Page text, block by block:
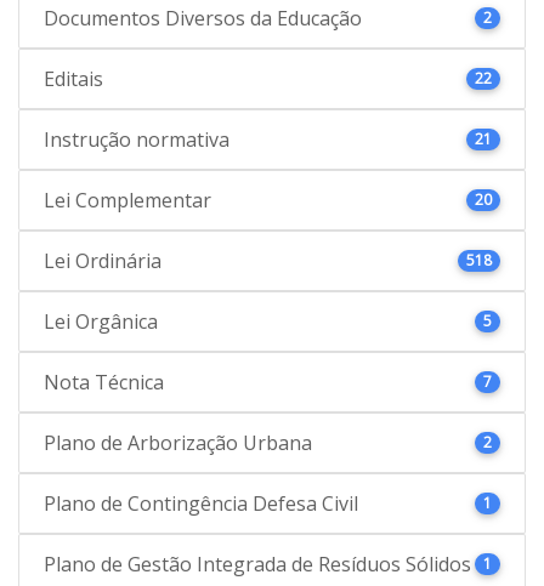
Documentos Diversos da Educação 2
Editais 22
Instrução normativa 21
Lei Complementar 20
Lei Ordinária 518
Lei Orgânica 5
Nota Técnica 7
Plano de Arborização Urbana 2
Plano de Contingência Defesa Civil 1
Plano de Gestão Integrada de Resíduos Sólidos 1